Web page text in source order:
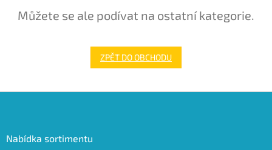
Můžete se ale podívat na ostatní kategorie.
ZPĚT DO OBCHODU
Nabídka sortimentu